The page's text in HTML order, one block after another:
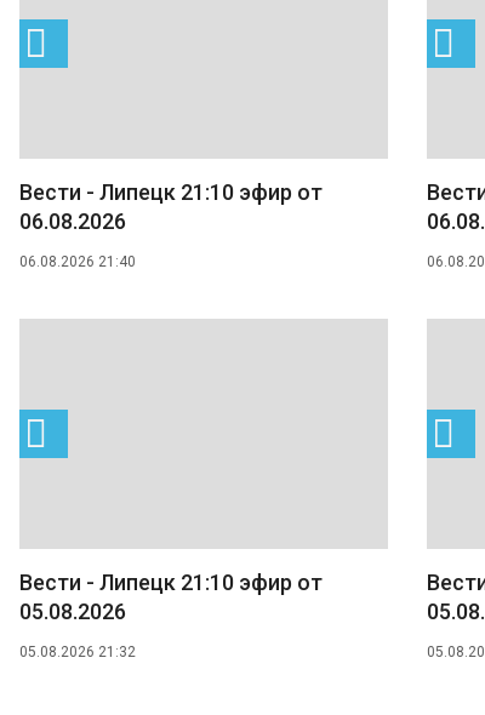
Вести - Липецк 21:10 эфир от
06.08.2026
06.08.2026 21:40
Вести - Липецк 21:10 эфир от
05.08.2026
05.08.2026 21:32